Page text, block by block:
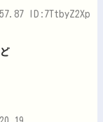
ID:7TtbyZ2Xp